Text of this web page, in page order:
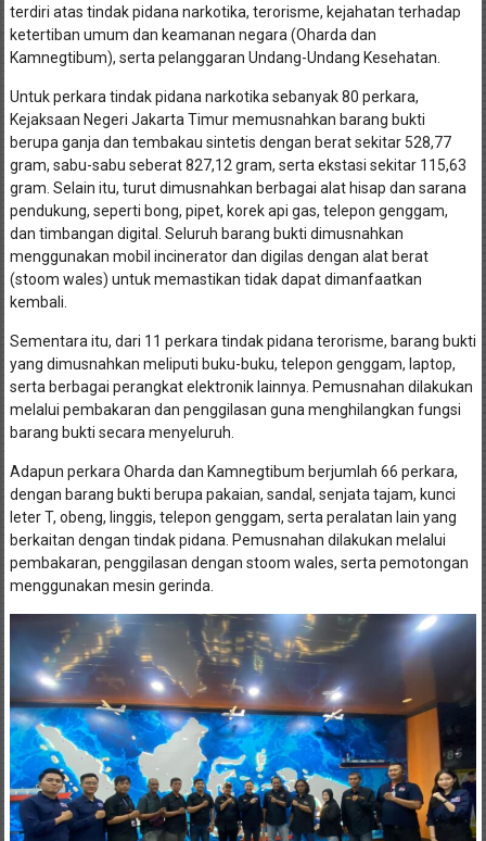
ketertiban umum dan keamanan negara (Oharda dan
Kamnegtibum), serta pelanggaran Undang-Undang Kesehatan.
Kejaksaan Negeri Jakarta Timur memusnahkan barang bukti
berupa ganja dan tembakau sintetis dengan berat sekitar 528,77
gram, sabu-sabu seberat 827,12 gram, serta ekstasi sekitar 115,63
gram. Selain itu, turut dimusnahkan berbagai alat hisap dan sarana
pendukung, seperti bong, pipet, korek api gas, telepon genggam,
dan timbangan digital. Seluruh barang bukti dimusnahkan
menggunakan mobil incinerator dan digilas dengan alat berat
(stoom wales) untuk memastikan tidak dapat dimanfaatkan
kembali.
yang dimusnahkan meliputi buku-buku, telepon genggam, laptop,
serta berbagai perangkat elektronik lainnya. Pemusnahan dilakukan
melalui pembakaran dan penggilasan guna menghilangkan fungsi
barang bukti secara menyeluruh.
dengan barang bukti berupa pakaian, sandal, senjata tajam, kunci
leter T, obeng, linggis, telepon genggam, serta peralatan lain yang
berkaitan dengan tindak pidana. Pemusnahan dilakukan melalui
pembakaran, penggilasan dengan stoom wales, serta pemotongan
menggunakan mesin gerinda.